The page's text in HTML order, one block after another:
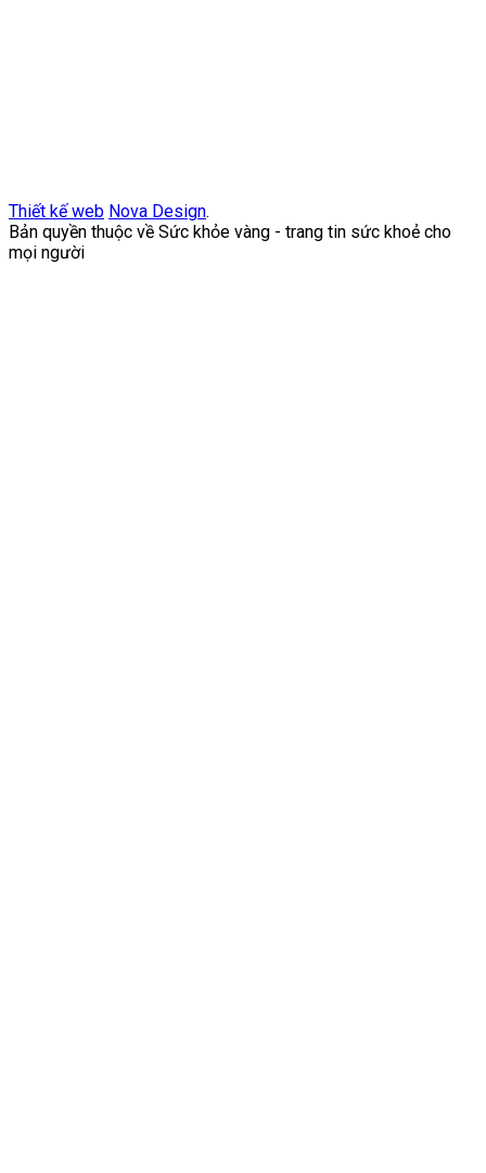
Thiết kế web Nova Design.
Bản quyền thuộc về Sức khỏe vàng - trang tin sức khoẻ cho
mọi người